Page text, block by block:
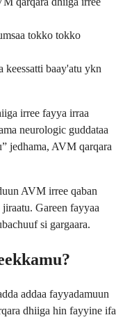
tokko tokko
keessatti baay'atu ykn
irree fayya irraa
neurologic guddataa
jedhama, AVM qarqara
AVM irree qaban
Gareen fayyaa
si gargaara.
addaa fayyadamuun
dhiiga hin fayyine ifa